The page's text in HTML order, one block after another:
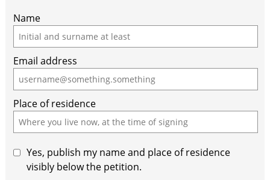
Name
Email address
Place of residence
Yes, publish my name and place of residence
visibly below the petition.